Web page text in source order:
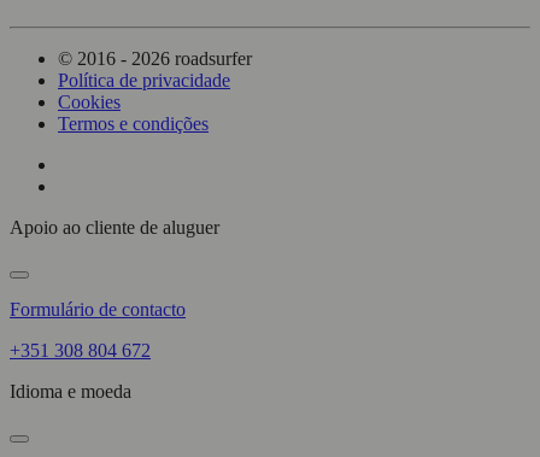
© 2016 - 2026 roadsurfer
Política de privacidade
Cookies
Termos e condições
Apoio ao cliente de aluguer
Formulário de contacto
+351 308 804 672
Idioma e moeda